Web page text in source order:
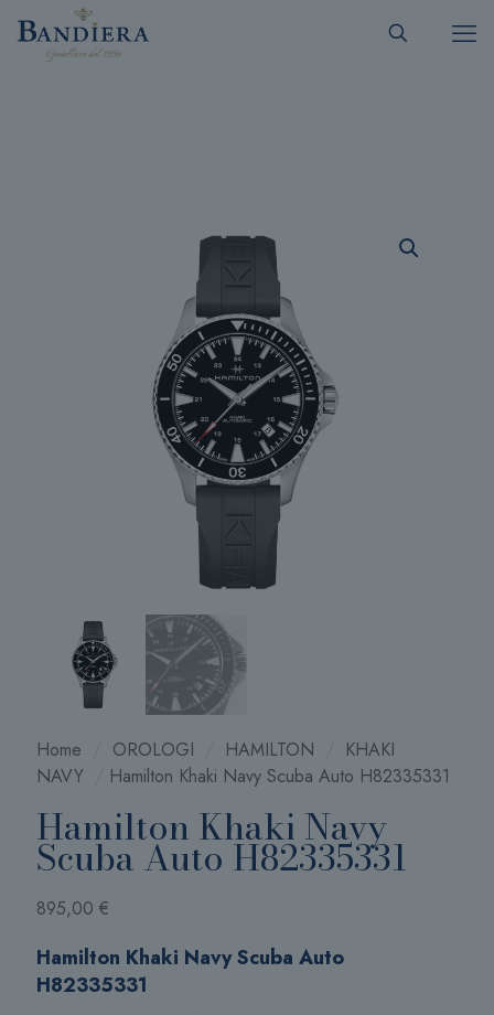
Home OROLOGI HAMILTON
KHAKI
NAVY
Hamilton Khaki Navy Scuba Auto H82335331
Hamilton Khaki Navy
Scuba Auto H82335331
895,00 €
Hamilton Khaki Navy Scuba Auto
H82335331